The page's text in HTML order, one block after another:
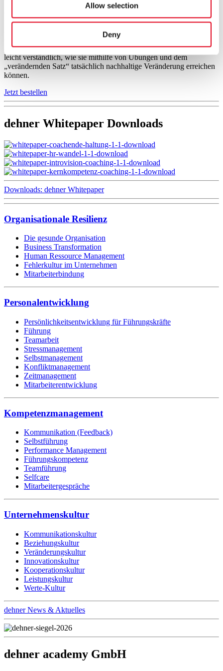
Allow selection
Deny
Viele Verhaltensprobleme sind erkannt und verstanden, aber in
viele Prozesse unbewusst ablaufen – insbesondere gesteuert von der
Amygdala. Die Introvision, kombiniert mit Transaktionsanalyse,
ermöglicht es, Stress, Blockaden und Ängste nachhaltig und schnell
aufzulösen. Im Buch von Ulrich und Renate Dehner erfahren Leser
leicht verständlich, wie sie mithilfe von Übungen und dem
„verändernden Satz“ tatsächlich nachhaltige Veränderung erreichen
können.
Jetzt bestellen
dehner Whitepaper Downloads
Downloads: dehner Whitepaper
Organisationale Resilienz
Die gesunde Organisation
Business Transformation
Human Ressource Management
Fehlerkultur im Unternehmen
Mitarbeiterbindung
Personalentwicklung
Persönlichkeitsentwicklung für Führungskräfte
Führung
Teamarbeit
Stressmanagement
Selbstmanagement
Konfliktmanagement
Zeitmanagement
Mitarbeiterentwicklung
Kompetenzmanagement
Kommunikation (Feedback)
Selbstführung
Performance Management
Führungskompetenz
Teamführung
Selfcare
Mitarbeitergespräche
Unternehmenskultur
Kommunikationskultur
Beziehungskultur
Veränderungskultur
Innovationskultur
Kooperationskultur
Leistungskultur
Werte-Kultur
dehner News & Aktuelles
dehner academy GmbH